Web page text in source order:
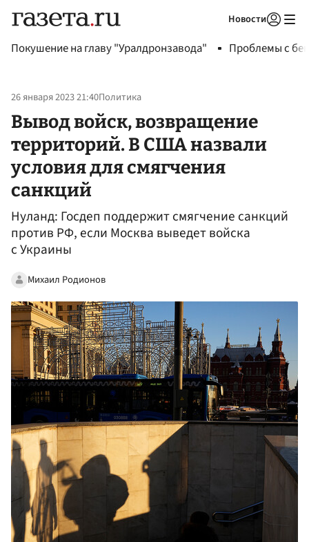
Новости
Покушение на главу "Уралдронзавода" Проблемы с
26 января 2023 21:40Политика
Вывод войск, возвращение
территорий. В США назвали
условия для смягчения
санкций
Нуланд: Госдеп поддержит смягчение санкций
против РФ, если Москва выведет войска
с Украины
Михаил Родионов